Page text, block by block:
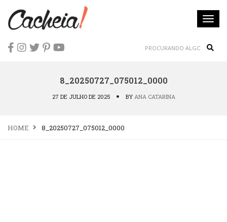
8_20250727_075012_0000
27 DE JULHO DE 2025 BY ANA CATARINA
HOME 8_20250727_075012_0000